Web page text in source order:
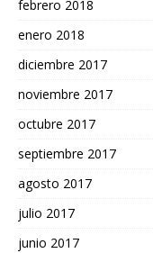
febrero 2018
enero 2018
diciembre 2017
noviembre 2017
octubre 2017
septiembre 2017
agosto 2017
julio 2017
junio 2017